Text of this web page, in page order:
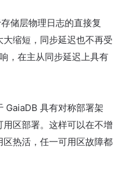
储层物理日志的直接复
缩短，同步延迟也不再受
，在主从同步延迟上具有
GaiaDB 具有对称部署架
区部署。这样可以在不增
热活，任一可用区故障都